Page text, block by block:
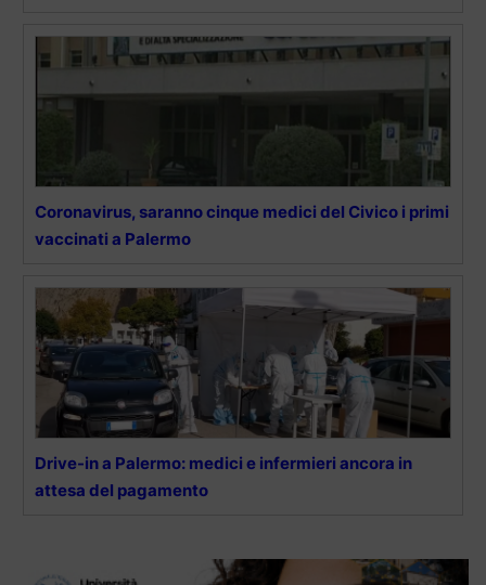
Coronavirus, saranno cinque medici del Civico i primi
vaccinati a Palermo
Drive-in a Palermo: medici e infermieri ancora in
attesa del pagamento